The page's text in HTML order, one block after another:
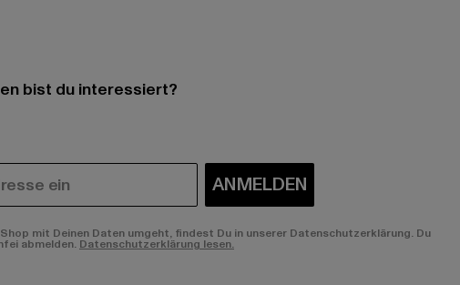
bist du interessiert?
ANMELDEN
mit Deinen Daten umgeht, findest Du in unserer Datenschutzerklärung. Du
abmelden. Datenschutzerklärung lesen.